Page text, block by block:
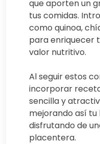
que aporten un
tus comidas.
como quinoa,
para enriquecer
valor nutritivo.
Al seguir estos
incorporar
sencilla y
mejorando así
disfrutando de
placentera.